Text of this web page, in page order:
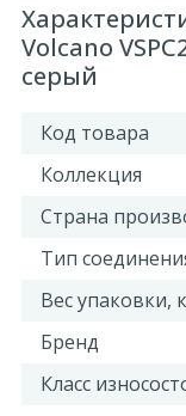
Volcano
серый
Код товара
Коллекция
Страна
Тип
Вес упаковки,
Бренд
Класс